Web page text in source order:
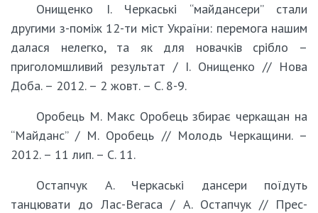
Онищенко І. Черкаські “майдансери” стали
другими з-поміж 12-ти міст України: перемога нашим
далася нелегко, та як для новачків срібло –
приголомшливий результат / І. Онищенко // Нова
Доба. – 2012. – 2 жовт. – С. 8-9.
Оробець М. Макс Оробець збирає черкащан на
“Майданс” / М. Оробець // Молодь Черкащини. –
2012. – 11 лип. – С. 11.
Остапчук А. Черкаські дансери поїдуть
танцювати до Лас-Вегаса / А. Остапчук // Прес-